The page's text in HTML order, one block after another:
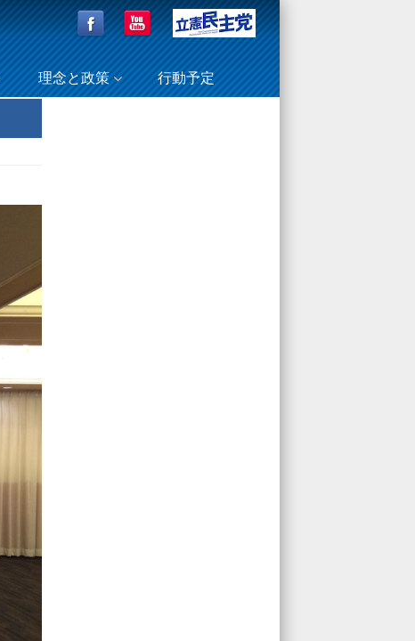
理念と政策 行動予定